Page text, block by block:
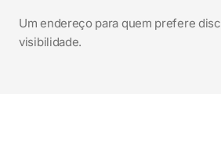
Um endereço para quem prefere
visibilidade.